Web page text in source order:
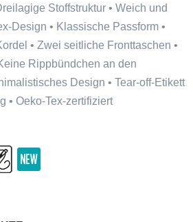
Stoffstruktur • Weich und
Design • Klassische Passform •
• Zwei seitliche Fronttaschen •
Rippbündchen an den
Design • Tear-off-Etikett
• Oeko-Tex-zertifiziert